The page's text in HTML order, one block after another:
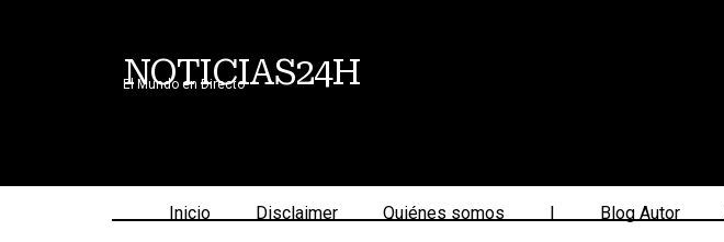
NOTICIAS24H
El Mundo en Directo
Inicio Disclaimer Quiénes somos | Blog Autor